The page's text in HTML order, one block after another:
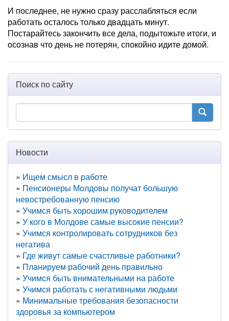
И последнее, не нужно сразу расслабляться если
работать осталось только двадцать минут.
Постарайтесь закончить все дела, подытожьте итоги, и
осознав что день не потерян, спокойно идите домой.
Поиск по сайту
Новости
Ищем смысл в работе
Пенсионеры Молдовы получат большую
невостребованную пенсию
Учимся быть хорошим руководителем
У кого в Молдове самые высокие пенсии?
Учимся контролировать сотрудников без
негатива
Где живут самые счастливые работники?
Планируем рабочий день правильно
Учимся быть внимательными на работе
Учимся работать с негативными людьми
Минимальные требования безопасности
здоровья за компьютером